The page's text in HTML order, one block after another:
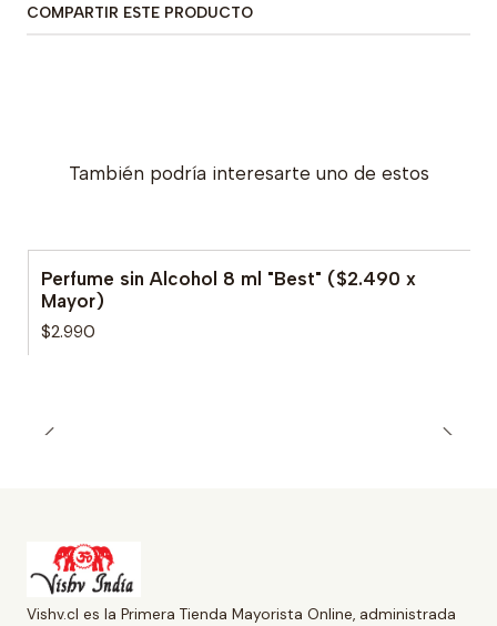
COMPARTIR ESTE PRODUCTO
También podría interesarte uno de estos
Perfume sin Alcohol 8 ml "Best" ($2.490 x
Mayor)
$2.990
Vishv.cl es la Primera Tienda Mayorista Online, administrada